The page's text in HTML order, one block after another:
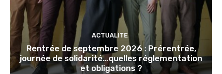
ACTUALITE
Rentrée de septembre 2026 : Prérentrée,
journée de solidarité…quelles réglementation
et obligations ?